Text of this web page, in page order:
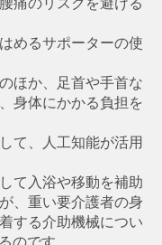
めるサポーターの使
ほか、足首や手首な
身体にかかる負担を
て、人工知能が活用
て入浴や移動を補助
、重い要介護者の身
する介助機械につい
のです。